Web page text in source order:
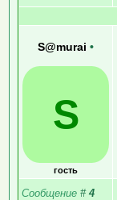
S@murai •
S
гость
Сообщение # 4